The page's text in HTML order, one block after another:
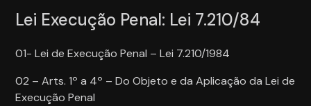
Lei Execução Penal: Lei 7.210/84
01- Lei de Execução Penal – Lei 7.210/1984
02 – Arts. 1º a 4º – Do Objeto e da Aplicação da Lei de
Execução Penal